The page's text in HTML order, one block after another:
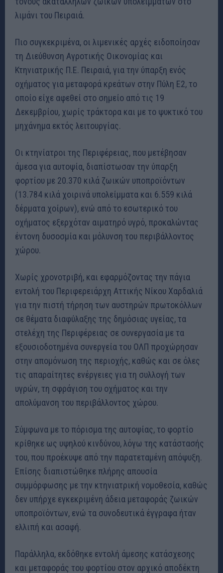
λιμάνι του Πειραιά.
Πιο συγκεκριμένα, οι λιμενικές αρχές ειδοποίησαν
τη Διεύθυνση Αγροτικής Οικονομίας και
Κτηνιατρικής Π.Ε. Πειραιά, για την ύπαρξη ενός
οχήματος για μεταφορά κρεάτων στην Πύλη Ε2, το
οποίο είχε αφεθεί στο σημείο από τις 19
Δεκεμβρίου, χωρίς τράκτορα και με το ψυκτικό του
μηχάνημα εκτός λειτουργίας.
Οι κτηνίατροι της Περιφέρειας, που μετέβησαν
άμεσα για αυτοψία, διαπίστωσαν την ύπαρξη
φορτίου με 20.370 κιλά ζωικών υποπροϊόντων
(13.784 κιλά χοιρινά υπολείμματα και 6.559 κιλά
δέρματα χοίρων), ενώ από το εσωτερικό του
οχήματος εξερχόταν αιματηρό υγρό, προκαλώντας
έντονη δυσοσμία και μόλυνση του περιβάλλοντος
χώρου.
Χωρίς χρονοτριβή, και εφαρμόζοντας την πάγια
εντολή του Περιφερειάρχη Αττικής Νίκου Χαρδαλιά
για την πιστή τήρηση των αυστηρών πρωτοκόλλων
σε θέματα διαφύλαξης της δημόσιας υγείας, τα
στελέχη της Περιφέρειας σε συνεργασία με τα
εξουσιοδοτημένα συνεργεία του ΟΛΠ προχώρησαν
στην απομόνωση της περιοχής, καθώς και σε όλες
τις απαραίτητες ενέργειες για τη συλλογή των
υγρών, τη σφράγιση του οχήματος και την
απολύμανση του περιβάλλοντος χώρου.
Σύμφωνα με το πόρισμα της αυτοψίας, το φορτίο
κρίθηκε ως υψηλού κινδύνου, λόγω της κατάστασής
του, που προέκυψε από την παρατεταμένη απόψυξη.
Επίσης διαπιστώθηκε πλήρης απουσία
συμμόρφωσης με την κτηνιατρική νομοθεσία, καθώς
δεν υπήρχε εγκεκριμένη άδεια μεταφοράς ζωικών
υποπροϊόντων, ενώ τα συνοδευτικά έγγραφα ήταν
ελλιπή και ασαφή.
Παράλληλα, εκδόθηκε εντολή άμεσης κατάσχεσης
και μεταφοράς του φορτίου στον αρχικό αποδέκτη